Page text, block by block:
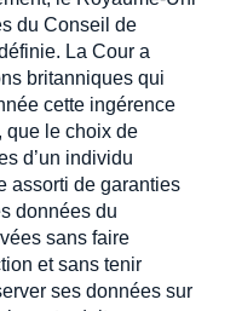
du Conseil de
La Cour a
britanniques qui
cette ingérence
que le choix de
d’un individu
assorti de garanties
données du
sans faire
et sans tenir
ses données sur